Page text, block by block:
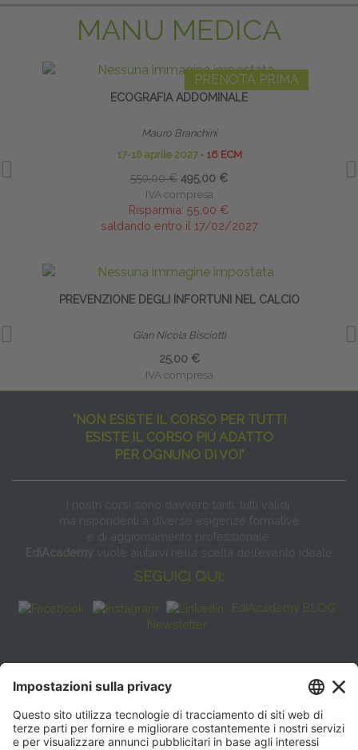
MANU MEDICA
PRENOTA PRIMA
ECOGRAFIA ADDOMINALE
Mauro Branchini
17-18 aprile 2027 ∙ 16 ECM
550,00 € 495,00 €
IVA compresa
Risparmia: 55,00 €
saldando entro il 17/02/2027
PREVENZIONE DEGLI INFORTUNI NEL CALCIO
Gian Nicola Bisciotti
25,00 €
IVA compresa
"NON ESISTE IL CORSO PER TUTTI
ESISTE IL CORSO PIÙ ADATTO
PER OGNUNO DI VOI"
I nostri corsi sono davvero tanti, tutti validi
ma rispondenti a diverse esigenze formative
e di aggiornamento professionale.
EdiAcademy vuole aiutarvi nella scelta dell’evento ideale
SEGUICI QUI:
EdiAcademy BLOG
Newsletter
FAQ
CONTATTI
EdiAcademy